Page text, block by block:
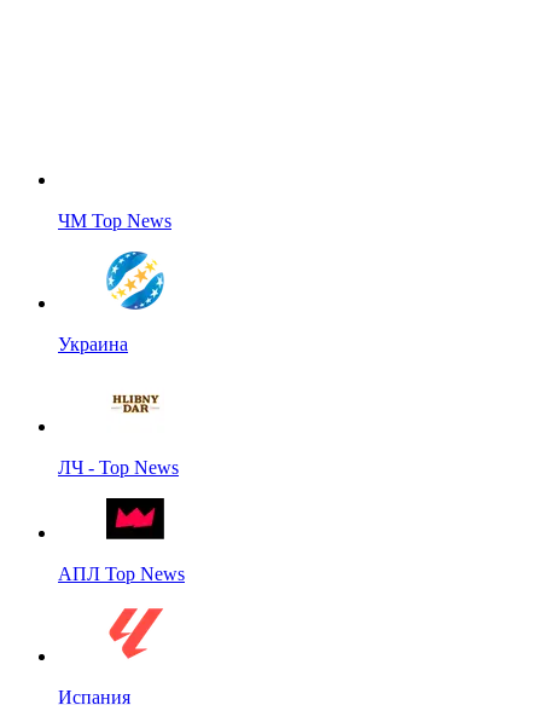
ЧМ Top News
Украина
ЛЧ - Top News
АПЛ Top News
Испания